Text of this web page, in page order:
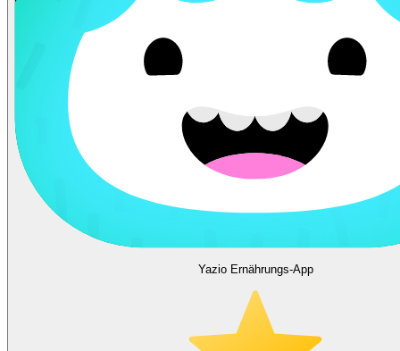
Yazio Ernährungs-App